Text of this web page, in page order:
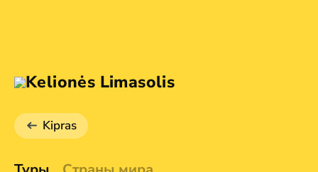
Kelionės Limasolis
Kipras